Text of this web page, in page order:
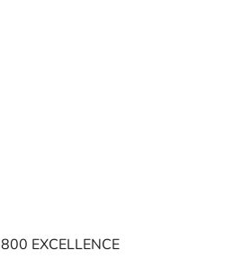
EXCELLENCE